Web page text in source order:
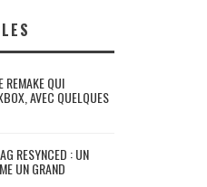
REMAKE QUI
AVEC QUELQUES
RESYNCED : UN
UN GRAND